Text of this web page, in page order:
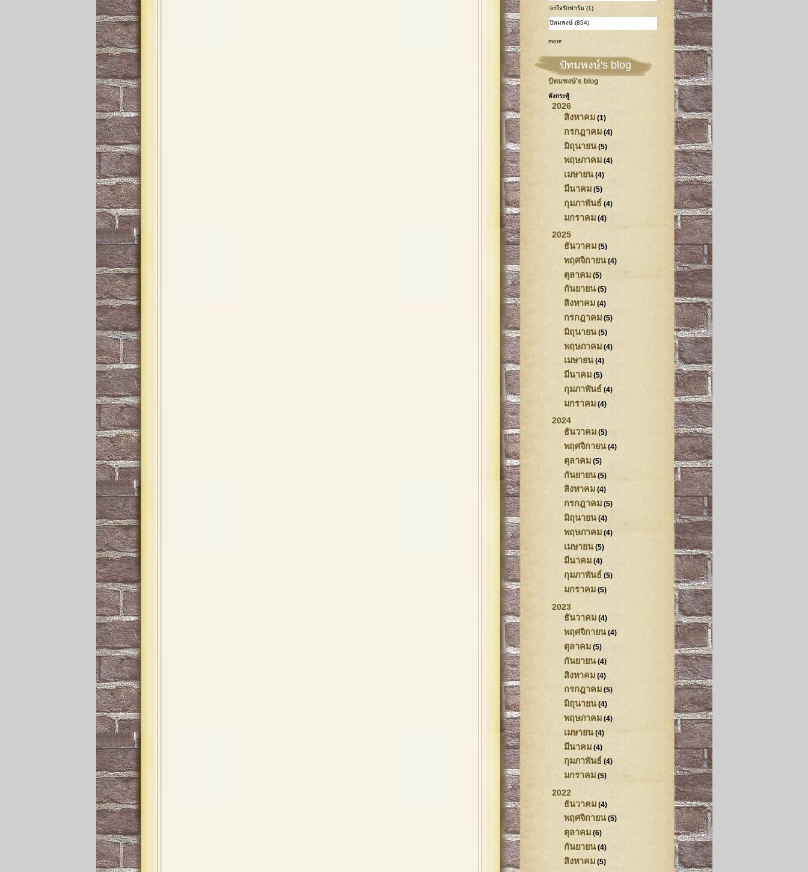
จงใจรักฟาร์ม (1)
ปัทมพงษ์ (854)
more
ปัทมพงษ์'s blog
ปัทมพงษ์'s blog
ตั้งกระทู้
2026
สิงหาคม (1)
กรกฎาคม (4)
มิถุนายน (5)
พฤษภาคม (4)
เมษายน (4)
มีนาคม (5)
กุมภาพันธ์ (4)
มกราคม (4)
2025
ธันวาคม (5)
พฤศจิกายน (4)
ตุลาคม (5)
กันยายน (5)
สิงหาคม (4)
กรกฎาคม (5)
มิถุนายน (5)
พฤษภาคม (4)
เมษายน (4)
มีนาคม (5)
กุมภาพันธ์ (4)
มกราคม (4)
2024
ธันวาคม (5)
พฤศจิกายน (4)
ตุลาคม (5)
กันยายน (5)
สิงหาคม (4)
กรกฎาคม (5)
มิถุนายน (4)
พฤษภาคม (4)
เมษายน (5)
มีนาคม (4)
กุมภาพันธ์ (5)
มกราคม (5)
2023
ธันวาคม (4)
พฤศจิกายน (4)
ตุลาคม (5)
กันยายน (4)
สิงหาคม (4)
กรกฎาคม (5)
มิถุนายน (4)
พฤษภาคม (4)
เมษายน (4)
มีนาคม (4)
กุมภาพันธ์ (4)
มกราคม (5)
2022
ธันวาคม (4)
พฤศจิกายน (5)
ตุลาคม (6)
กันยายน (4)
สิงหาคม (5)